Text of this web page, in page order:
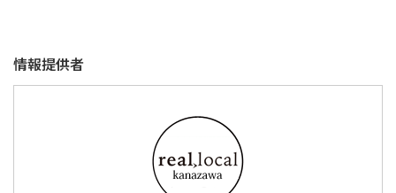
情報提供者